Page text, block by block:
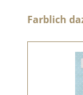
Farblich